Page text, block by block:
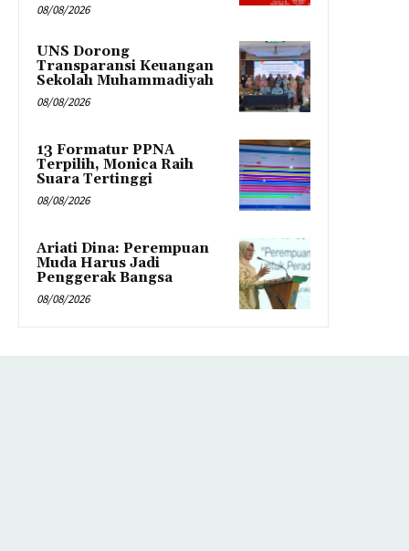
08/08/2026
UNS Dorong
Transparansi Keuangan
Sekolah Muhammadiyah
08/08/2026
13 Formatur PPNA
Terpilih, Monica Raih
Suara Tertinggi
08/08/2026
Ariati Dina: Perempuan
Muda Harus Jadi
Penggerak Bangsa
08/08/2026